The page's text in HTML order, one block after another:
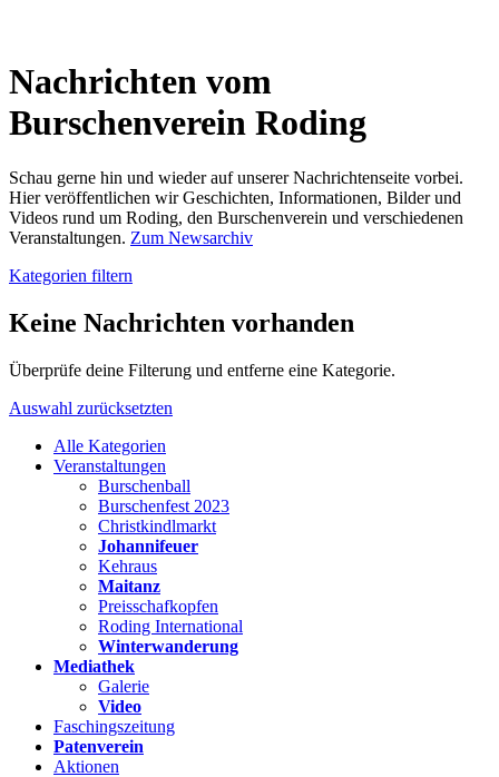
Nachrichten vom
Burschenverein Roding
Schau gerne hin und wieder auf unserer Nachrichtenseite vorbei.
Hier veröffentlichen wir Geschichten, Informationen, Bilder und
Videos rund um Roding, den Burschenverein und verschiedenen
Veranstaltungen. Zum Newsarchiv
Kategorien filtern
Keine Nachrichten vorhanden
Überprüfe deine Filterung und entferne eine Kategorie.
Auswahl zurücksetzten
Alle Kategorien
Veranstaltungen
Burschenball
Burschenfest 2023
Christkindlmarkt
Johannifeuer
Kehraus
Maitanz
Preisschafkopfen
Roding International
Winterwanderung
Mediathek
Galerie
Video
Faschingszeitung
Patenverein
Aktionen